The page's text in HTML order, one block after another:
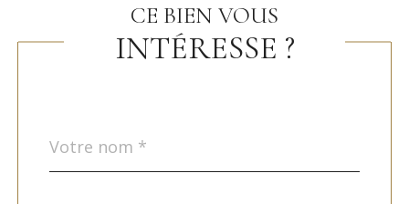
CE BIEN VOUS
INTÉRESSE ?
par
*